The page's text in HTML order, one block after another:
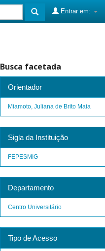
Entrar em:
Busca facetada
Orientador
Miamoto, Juliana de Brito Maia
Sigla da Instituição
FEPESMIG
Departamento
Centro Universitário
Tipo de Acesso